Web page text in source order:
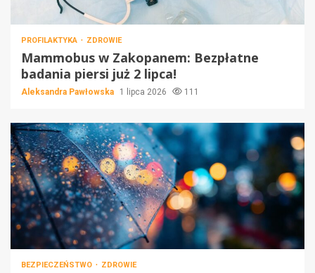
PROFILAKTYKA ZDROWIE
Mammobus w Zakopanem: Bezpłatne
badania piersi już 2 lipca!
Aleksandra Pawłowska 1 lipca 2026 111
BEZPIECZEŃSTWO ZDROWIE